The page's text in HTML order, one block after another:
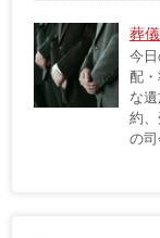
葬
今
配
な
約
の